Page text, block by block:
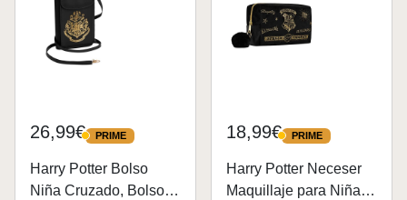
26,99€ PRIME
PRIME
Harry Potter Bolso
Niña Cruzado, Bolso
18,99€ PRIME
PRIME
Harry Potter Neceser
Maquillaje para Niñas